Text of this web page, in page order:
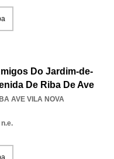
Do Jardim-de-
De Riba De Ave
AVE VILA NOVA